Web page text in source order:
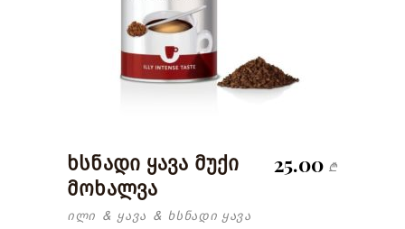
ხსნადი ყავა მუქი
მოხალვა
25.00 ₾
ილი & ყავა & ხსნადი ყავა